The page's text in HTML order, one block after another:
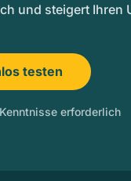
und steigert Ihren
testen
erforderlich